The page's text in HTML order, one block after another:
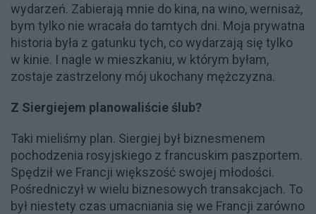
wydarzeń. Zabierają mnie do kina, na wino, wernisaż,
bym tylko nie wracała do tamtych dni. Moja prywatna
historia była z gatunku tych, co wydarzają się tylko
w kinie. I nagle w mieszkaniu, w którym byłam,
zostaje zastrzelony mój ukochany mężczyzna.
Z Siergiejem planowaliście ślub?
Taki mieliśmy plan. Siergiej był biznesmenem
pochodzenia rosyjskiego z francuskim paszportem.
Spędził we Francji większość swojej młodości.
Pośredniczył w wielu biznesowych transakcjach. To
był niestety czas umacniania się we Francji zarówno